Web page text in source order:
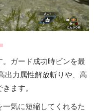
ガード成功時ビンを最
出力属性解放斬りや、高
ます。
気に短縮してくれるた